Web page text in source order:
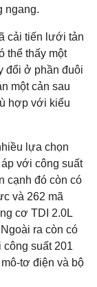
ngang.
cải tiến lưới tản
thể thấy một
đổi ở phần đuôi
một cản sau
hợp với kiểu
lựa chọn
với công suất
cạnh đó còn có
và 262 mã
cơ TDI 2.0L
ra còn có
công suất 201
tơ điện và bộ